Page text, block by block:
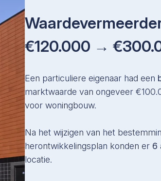
€120.000 →
Een particuliere eigenaar had een
marktwaarde van ongeveer
voor woningbouw.
Na het wijzigen van het
herontwikkelingsplan konden er 6
locatie.